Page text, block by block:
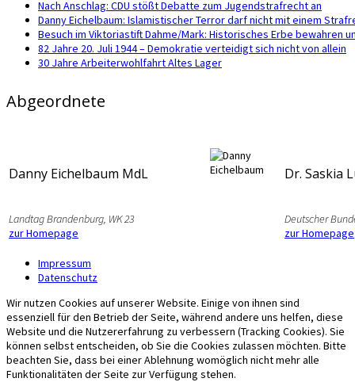
Nach Anschlag: CDU stößt Debatte zum Jugendstrafrecht an
Danny Eichelbaum: Islamistischer Terror darf nicht mit einem
Besuch im Viktoriastift Dahme/Mark: Historisches Erbe bewahren
82 Jahre 20. Juli 1944 – Demokratie verteidigt sich nicht von allein
30 Jahre Arbeiterwohlfahrt Altes Lager
Abgeordnete
Danny Eichelbaum MdL
Landtag Brandenburg, WK 23
zur Homepage
Dr. Saskia
Deutscher
zur Homepage
Impressum
Datenschutz
Wir nutzen Cookies auf unserer Website. Einige von ihnen sind
essenziell für den Betrieb der Seite, während andere uns helfen, diese
Website und die Nutzererfahrung zu verbessern (Tracking Cookies). Sie
können selbst entscheiden, ob Sie die Cookies zulassen möchten. Bitte
beachten Sie, dass bei einer Ablehnung womöglich nicht mehr alle
Funktionalitäten der Seite zur Verfügung stehen.